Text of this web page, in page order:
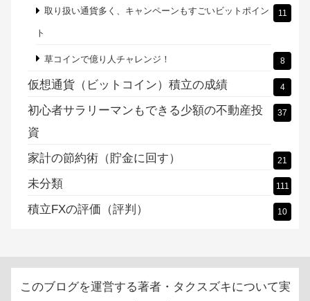
取り扱い通貨多く、キャンペーンもすごいビットポイン
ト
11
草コインで億り人チャレンジ！ 8
仮想通貨（ビットコイン）積立の成績 4
初心者サラリーマンもできる少額の不動産投
資
37
家計の節約術（貯金に回す） 21
未分類 111
積立FXの評価（評判） 10
このブログを運営する著者・タクスズキについて実